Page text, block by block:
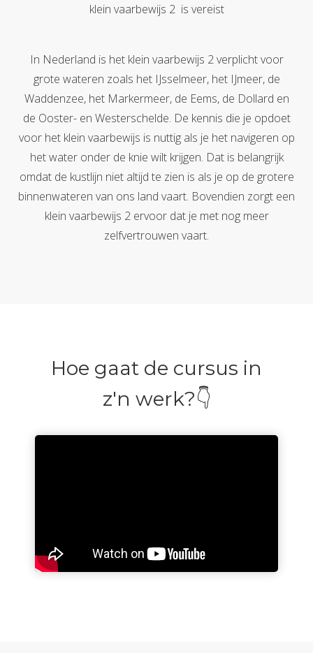
klein vaarbewijs 2 is vereist
In Nederland is het klein vaarbewijs 2 verplicht voor
grote wateren zoals het IJsselmeer, het IJmeer, de
Waddenzee, het Markermeer, de Eems, de Dollard en
de Ooster- en Westerschelde. De kennis die je opdoet
voor het klein vaarbewijs is nuttig als je het navigeren op
het water onder de knie wilt krijgen. Dat is belangrijk
omdat de kustlijn niet altijd te zien is als je op de grotere
binnenwateren van ons land vaart. Bovendien zorgt een
klein vaarbewijs 2 ervoor dat je met nog meer
zelfvertrouwen vaart.
Hoe gaat de cursus in
z'n werk?👇